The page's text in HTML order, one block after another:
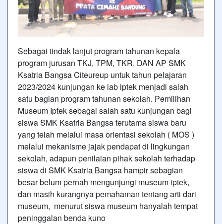
Sebagai tindak lanjut program tahunan kepala
program jurusan TKJ, TPM, TKR, DAN AP SMK
Ksatria Bangsa Citeureup untuk tahun pelajaran
2023/2024 kunjungan ke lab iptek menjadi salah
satu bagian program tahunan sekolah. Pemilihan
Museum Iptek sebagai salah satu kunjungan bagi
siswa SMK Ksatria Bangsa terutama siswa baru
yang telah melalui masa orientasi sekolah ( MOS )
melalui mekanisme jajak pendapat di lingkungan
sekolah, adapun penilaian pihak sekolah terhadap
siswa di SMK Ksatria Bangsa hampir sebagian
besar belum pernah mengunjungi museum iptek,
dan masih kurangnya pemahaman tentang arti dari
museum, menurut siswa museum hanyalah tempat
peninggalan benda kuno